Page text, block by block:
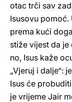
otac trči sav
Isusovu
prema kući
stiže vijest da
no, Isus kaže
„Vjeruj i dalje“:
Isus će
je vrijeme Jair